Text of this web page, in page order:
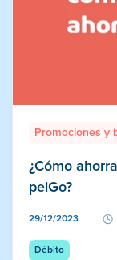
Promociones y
¿Cómo
peiGo?
29/12/2023
Débito